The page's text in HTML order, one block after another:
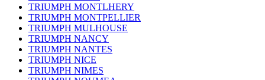
TRIUMPH MONTLHERY
TRIUMPH MONTPELLIER
TRIUMPH MULHOUSE
TRIUMPH NANCY
TRIUMPH NANTES
TRIUMPH NICE
TRIUMPH NIMES